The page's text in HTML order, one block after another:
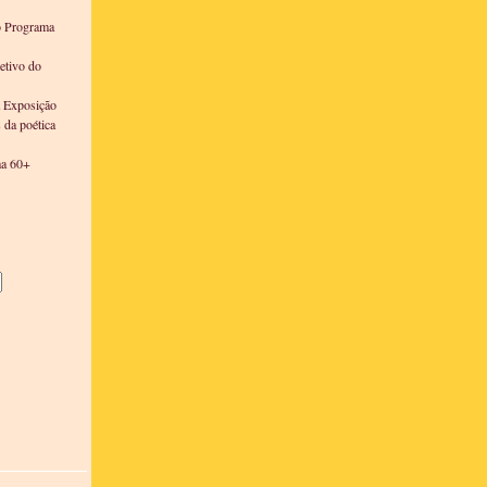
do
Exposição
poética
60+